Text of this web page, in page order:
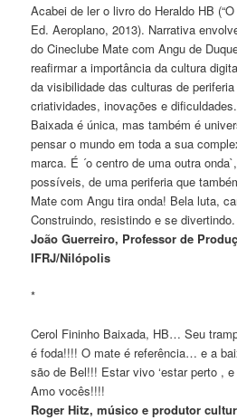
Acabei de ler o livro do Heraldo HB
Ed. Aeroplano, 2013). Narrativa
do Cineclube Mate com Angu de
reafirmar a importância da cultura
da visibilidade das culturas de
criatividades, inovações e
Baixada é única, mas também é
pensar o mundo em toda a sua
marca. É ´o centro de uma outra
possíveis, de uma periferia que
Mate com Angu tira onda! Bela luta,
Construindo, resistindo e se divertindo.
João Guerreiro, Professor de
IFRJ/Nilópolis
*
Cerol Fininho Baixada, HB… Seu
é foda!!!! O mate é referência… e a
são de Bel!!! Estar vivo ‘estar perto ,
Amo vocês!!!!
Roger Hitz, músico e produtor